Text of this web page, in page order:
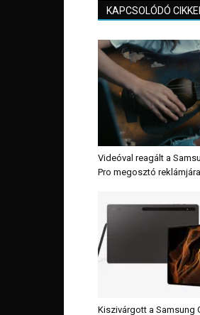
KAPCSOLÓDÓ
Videóval reagált a
Pro megosztó reklámjára
Kiszivárgott a Samsung